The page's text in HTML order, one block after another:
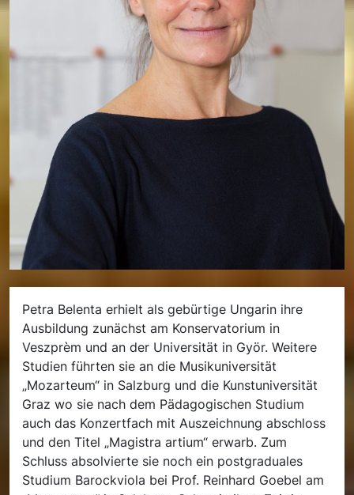
Petra Belenta erhielt als gebürtige Ungarin ihre
Ausbildung zunächst am Konservatorium in
Veszprèm und an der Universität in Györ. Weitere
Studien führten sie an die Musikuniversität
„Mozarteum“ in Salzburg und die Kunstuniversität
Graz wo sie nach dem Pädagogischen Studium
auch das Konzertfach mit Auszeichnung abschloss
und den Titel „Magistra artium“ erwarb. Zum
Schluss absolvierte sie noch ein postgraduales
Studium Barockviola bei Prof. Reinhard Goebel am